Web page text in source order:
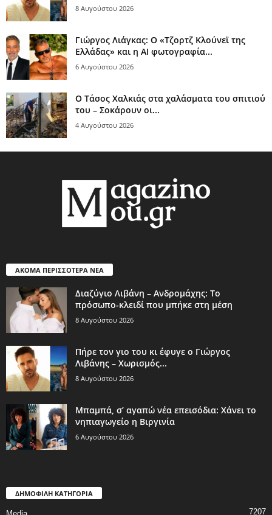
8 Αυγούστου 2026
Γιώργος Λιάγκας: Ο «Τζορτζ Κλούνεϊ της
Ελλάδας» και η AI φωτογραφία...
6 Αυγούστου 2026
Ο Τάσος Χαλκιάς στα χαλάσματα του σπιτιού
του – Σοκάρουν οι...
4 Αυγούστου 2026
ΑΚΟΜΑ ΠΕΡΙΣΣΟΤΕΡΑ ΝΕΑ
Διαζύγιο Λιβάνη – Ανδρομάχης: Το
πρόσωπο-κλειδί που μπήκε στη μέση
8 Αυγούστου 2026
Πήρε τον γιο του κι έφυγε ο Γιώργος
Λιβάνης – Χωρισμός...
8 Αυγούστου 2026
Μπαμπά, σ’ αγαπώ νέα επεισόδια: Χάνει το
νηπιαγωγείο η Βιργινία
6 Αυγούστου 2026
ΔΗΜΟΦΙΛΗ ΚΑΤΗΓΟΡΙΑ
7207